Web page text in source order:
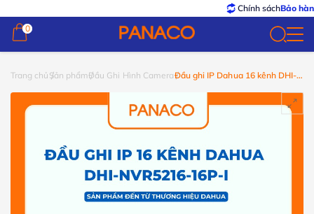
Chính sáchBảo hành
0
0
Trang chủ Sản phẩmĐầu Ghi Hình CameraĐầu ghi IP Dahua 16 kênh DHI-